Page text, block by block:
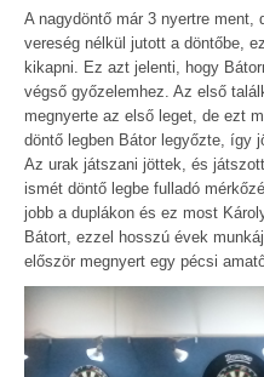
A nagydöntő már 3 nyertre
vereség nélkül jutott a döntőbe,
kikapni. Ez azt jelenti, hogy
végső győzelemhez. Az első
megnyerte az első leget, de ezt
döntő legben Bátor legyőzte, így
Az urak játszani jöttek, és
ismét döntő legbe fulladó
jobb a duplákon és ez most
Bátort, ezzel hosszú évek
először megnyert egy pécsi